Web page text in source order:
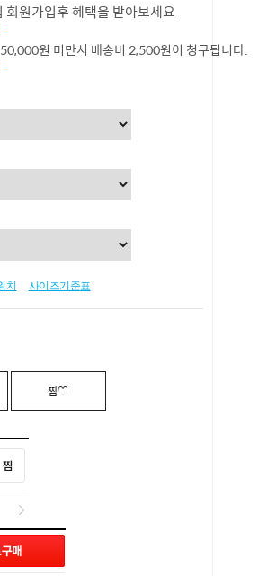
원가입후 혜택을 받아보세요
원 미만시 배송비 2,500원이 청구됩니다.
치 사이즈기준표
찜♡